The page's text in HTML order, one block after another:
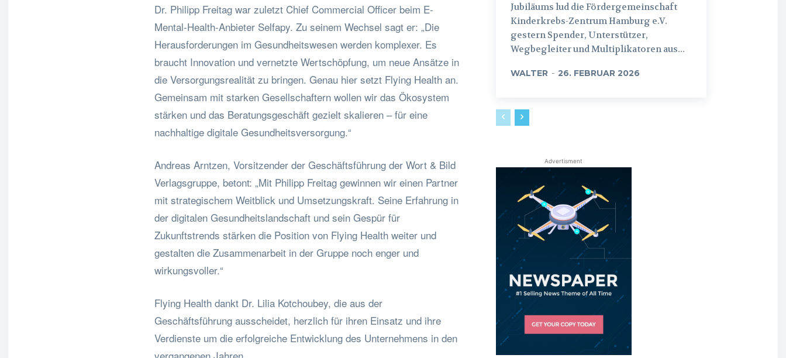
Dr. Philipp Freitag war zuletzt Chief Commercial Officer beim E-
Mental-Health-Anbieter Selfapy. Zu seinem Wechsel sagt er: „Die
Herausforderungen im Gesundheitswesen werden komplexer. Es
braucht Innovation und vernetzte Wertschöpfung, um neue Ansätze in
die Versorgungsrealität zu bringen. Genau hier setzt Flying Health an.
Gemeinsam mit starken Gesellschaftern wollen wir das Ökosystem
stärken und das Beratungsgeschäft gezielt skalieren – für eine
nachhaltige digitale Gesundheitsversorgung.“
Andreas Arntzen, Vorsitzender der Geschäftsführung der Wort & Bild
Verlagsgruppe, betont: „Mit Philipp Freitag gewinnen wir einen Partner
mit strategischem Weitblick und Umsetzungskraft. Seine Erfahrung in
der digitalen Gesundheitslandschaft und sein Gespür für
Zukunftstrends stärken die Position von Flying Health weiter und
gestalten die Zusammenarbeit in der Gruppe noch enger und
wirkungsvoller.“
Flying Health dankt Dr. Lilia Kotchoubey, die aus der
Geschäftsführung ausscheidet, herzlich für ihren Einsatz und ihre
Verdienste um die erfolgreiche Entwicklung des Unternehmens in den
Jubiläums lud die Fördergemeinschaft
Kinderkrebs-Zentrum Hamburg e.V.
gestern Spender, Unterstützer,
Wegbegleiter und Multiplikatoren aus...
WALTER - 26. FEBRUAR 2026
Advertisment